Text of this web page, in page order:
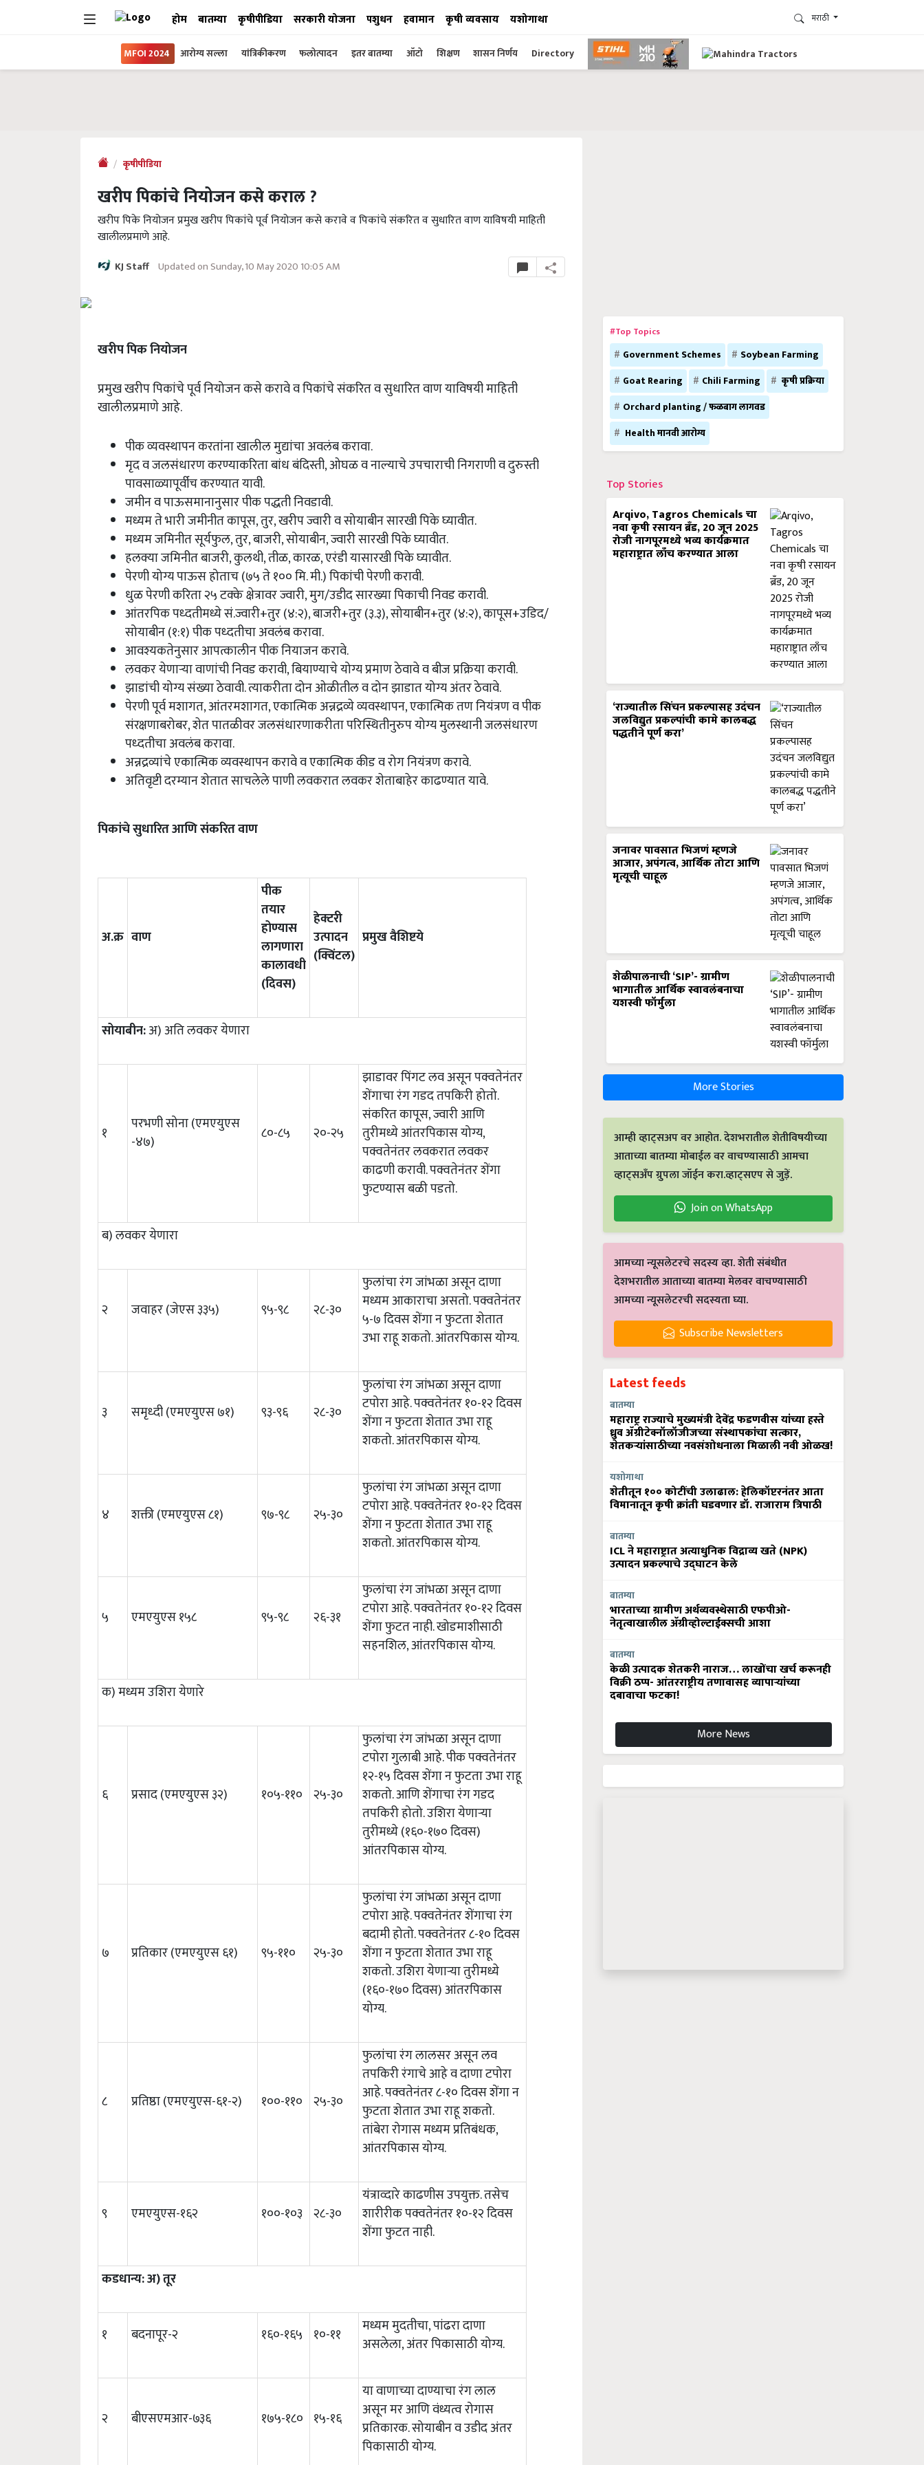
होम बातम्या कृषीपीडिया सरकारी योजना पशुधन हवामान कृषी व्यवसाय यशोगाथा मराठी
MFOI 2024 आरोग्य सल्ला यांत्रिकीकरण फलोत्पादन इतर बातम्या ऑटो शिक्षण शासन निर्णय Directory
कृषीपीडिया
खरीप पिकांचे नियोजन कसे कराल ?
खरीप पिके नियोजन प्रमुख खरीप पिकांचे पूर्व नियोजन कसे करावे व पिकांचे संकरित व सुधारित वाण याविषयी माहिती
खालीलप्रमाणे आहे.
KJ Staff Updated on Sunday, 10 May 2020 10:05 AM
खरीप पिक नियोजन
प्रमुख खरीप पिकांचे पूर्व नियोजन कसे करावे व पिकांचे संकरित व सुधारित वाण याविषयी माहिती
खालीलप्रमाणे आहे.
पीक व्यवस्थापन करतांना खालील मुद्यांचा अवलंब करावा.
मृद व जलसंधारण करण्याकरिता बांध बंदिस्ती, ओघळ व नाल्याचे उपचाराची निगराणी व दुरुस्ती
पावसाळ्यापूर्वीच करण्यात यावी.
जमीन व पाऊसमानानुसार पीक पद्धती निवडावी.
मध्यम ते भारी जमीनीत कापूस, तुर, खरीप ज्वारी व सोयाबीन सारखी पिके घ्यावीत.
मध्यम जमिनीत सूर्यफुल, तुर, बाजरी, सोयाबीन, ज्वारी सारखी पिके घ्यावीत.
हलक्या जमिनीत बाजरी, कुलथी, तीळ, कारळ, एरंडी यासारखी पिके घ्यावीत.
पेरणी योग्य पाऊस होताच (७५ ते १०० मि. मी.) पिकांची पेरणी करावी.
धुळ पेरणी करिता २५ टक्के क्षेत्रावर ज्वारी, मुग/उडीद सारख्या पिकाची निवड करावी.
आंतरपिक पध्दतीमध्ये सं.ज्वारी+तुर (४:२), बाजरी+तुर (३.३), सोयाबीन+तुर (४:२), कापूस+उडिद/
सोयाबीन (१:१) पीक पध्दतीचा अवलंब करावा.
आवश्यकतेनुसार आपत्कालीन पीक नियाजन करावे.
लवकर येणाऱ्या वाणांची निवड करावी, बियाण्याचे योग्य प्रमाण ठेवावे व बीज प्रक्रिया करावी.
झाडांची योग्य संख्या ठेवावी. त्याकरीता दोन ओळीतील व दोन झाडात योग्य अंतर ठेवावे.
पेरणी पूर्व मशागत, आंतरमशागत, एकात्मिक अन्नद्रव्ये व्यवस्थापन, एकात्मिक तण नियंत्रण व पीक
संरक्षणाबरोबर, शेत पातळीवर जलसंधारणाकरीता परिस्थितीनुरुप योग्य मुलस्थानी जलसंधारण
पध्दतीचा अवलंब करावा.
अन्नद्रव्यांचे एकात्मिक व्यवस्थापन करावे व एकात्मिक कीड व रोग नियंत्रण करावे.
अतिवृष्टी दरम्यान शेतात साचलेले पाणी लवकरात लवकर शेताबाहेर काढण्यात यावे.
पिकांचे सुधारित आणि संकरित वाण
अ.क्र वाण
पीक
तयार
होण्यास
लागणारा
कालावधी
(दिवस)
हेक्टरी
उत्पादन
(क्विंटल)
प्रमुख वैशिष्टये
सोयाबीन:अ) अति लवकर येणारा
१
परभणी सोना (एमएयुएस
-४७)
८०-८५ २०-२५
झाडावर पिंगट लव असून पक्वतेनंतर
शेंगाचा रंग गडद तपकिरी होतो.
संकरित कापूस, ज्वारी आणि
तुरीमध्ये आंतरपिकास योग्य,
पक्वतेनंतर लवकरात लवकर
काढणी करावी. पक्वतेनंतर शेंगा
फुटण्यास बळी पडतो.
ब) लवकर येणारा
२ जवाहर (जेएस ३३५) ९५-९८ २८-३०
फुलांचा रंग जांभळा असून दाणा
मध्यम आकाराचा असतो. पक्वतेनंतर
५-७ दिवस शेंगा न फुटता शेतात
उभा राहू शकतो. आंतरपिकास योग्य.
३ समृध्दी (एमएयुएस ७१) ९३-९६ २८-३०
फुलांचा रंग जांभळा असून दाणा
टपोरा आहे. पक्वतेनंतर १०-१२ दिवस
शेंगा न फुटता शेतात उभा राहू
शकतो. आंतरपिकास योग्य.
४ शक्ती (एमएयुएस ८१) ९७-९८ २५-३०
फुलांचा रंग जांभळा असून दाणा
टपोरा आहे. पक्वतेनंतर १०-१२ दिवस
शेंगा न फुटता शेतात उभा राहू
शकतो. आंतरपिकास योग्य.
५ एमएयुएस १५८ ९५-९८ २६-३१
फुलांचा रंग जांभळा असून दाणा
टपोरा आहे. पक्वतेनंतर १०-१२ दिवस
शेंगा फुटत नाही. खोडमाशीसाठी
सहनशिल, आंतरपिकास योग्य.
क) मध्यम उशिरा येणारे
६ प्रसाद (एमएयुएस ३२) १०५-११० २५-३०
फुलांचा रंग जांभळा असून दाणा
टपोरा गुलाबी आहे. पीक पक्वतेनंतर
१२-१५ दिवस शेंगा न फुटता उभा राहू
शकतो. आणि शेंगाचा रंग गडद
तपकिरी होतो. उशिरा येणाऱ्या
तुरीमध्ये (१६०-१७० दिवस)
आंतरपिकास योग्य.
७ प्रतिकार (एमएयुएस ६१) ९५-११० २५-३०
फुलांचा रंग जांभळा असून दाणा
टपोरा आहे. पक्वतेनंतर शेंगाचा रंग
बदामी होतो. पक्वतेनंतर ८-१० दिवस
शेंगा न फुटता शेतात उभा राहू
शकतो. उशिरा येणाऱ्या तुरीमध्ये
(१६०-१७० दिवस) आंतरपिकास
योग्य.
८ प्रतिष्ठा (एमएयुएस-६१-२) १००-११० २५-३०
फुलांचा रंग लालसर असून लव
तपकिरी रंगाचे आहे व दाणा टपोरा
आहे. पक्वतेनंतर ८-१० दिवस शेंगा न
फुटता शेतात उभा राहू शकतो.
तांबेरा रोगास मध्यम प्रतिबंधक,
आंतरपिकास योग्य.
९ एमएयुएस-१६२ १००-१०३ २८-३०
यंत्राव्दारे काढणीस उपयुक्त. तसेच
शारीरीक पक्वतेनंतर १०-१२ दिवस
शेंगा फुटत नाही.
कडधान्य: अ) तूर
१ बदनापूर-२ १६०-१६५ १०-११
मध्यम मुदतीचा, पांढरा दाणा
असलेला, अंतर पिकासाठी योग्य.
२ बीएसएमआर-७३६ १७५-१८० १५-१६
या वाणाच्या दाण्याचा रंग लाल
असून मर आणि वंध्यत्व रोगास
प्रतिकारक. सोयाबीन व उडीद अंतर
पिकासाठी योग्य.
#Top Topics
Government Schemes
Soybean Farming
Goat Rearing
Chili Farming
कृषी प्रक्रिया
Orchard planting / फळबाग लागवड
Health मानवी आरोग्य
Top Stories
Arqivo, Tagros Chemicals चा
नवा कृषी रसायन ब्रँड, 20 जून 2025
रोजी नागपूरमध्ये भव्य कार्यक्रमात
महाराष्ट्रात लाँच करण्यात आला
‘राज्यातील सिंचन प्रकल्पासह उदंचन
जलविद्युत प्रकल्पांची कामे कालबद्ध
पद्धतीने पूर्ण करा’
जनावर पावसात भिजणं म्हणजे
आजार, अपंगत्व, आर्थिक तोटा आणि
मृत्यूची चाहूल
शेळीपालनाची ‘SIP’- ग्रामीण
भागातील आर्थिक स्वावलंबनाचा
यशस्वी फॉर्मुला
More Stories
आम्ही व्हाट्सअप वर आहोत. देशभरातील शेतीविषयीच्या
आताच्या बातम्या मोबाईल वर वाचण्यासाठी आमचा
व्हाट्सअँप ग्रुपला जॉईन करा.व्हाट्सएप से जुड़ें.
Join on WhatsApp
आमच्या न्यूसलेटरचे सदस्य व्हा. शेती संबंधीत
देशभरातील आताच्या बातम्या मेलवर वाचण्यासाठी
आमच्या न्यूसलेटरची सदस्यता घ्या.
Subscribe Newsletters
Latest feeds
बातम्या
महाराष्ट्र राज्याचे मुख्यमंत्री देवेंद्र फडणवीस यांच्या हस्ते
ध्रुव ॲग्रीटेक्नॉलॉजीजच्या संस्थापकांचा सत्कार,
शेतकऱ्यांसाठीच्या नवसंशोधनाला मिळाली नवी ओळख!
यशोगाथा
शेतीतून १०० कोटींची उलाढाल: हेलिकॉप्टरनंतर आता
विमानातून कृषी क्रांती घडवणार डॉ. राजाराम त्रिपाठी
बातम्या
ICL ने महाराष्ट्रात अत्याधुनिक विद्राव्य खते (NPK)
उत्पादन प्रकल्पाचे उद्घाटन केले
बातम्या
भारताच्या ग्रामीण अर्थव्यवस्थेसाठी एफपीओ-
नेतृत्वाखालील अ‍ॅग्रीव्होल्टाईक्सची आशा
बातम्या
केळी उत्पादक शेतकरी नाराज… लाखोंचा खर्च करूनही
विक्री ठप्प- आंतरराष्ट्रीय तणावासह व्यापाऱ्यांच्या
दबावाचा फटका!
More News